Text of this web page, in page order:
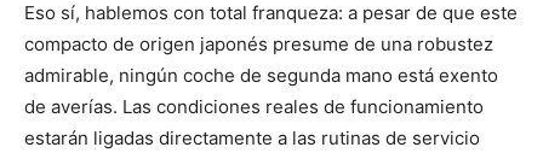
Eso sí, hablemos con total franqueza: a pesar de que este
compacto de origen japonés presume de una robustez
admirable, ningún coche de segunda mano está exento
de averías. Las condiciones reales de funcionamiento
estarán ligadas directamente a las rutinas de servicio